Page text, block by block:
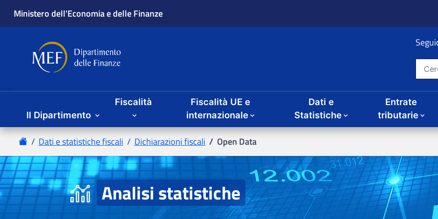
Ministero dell'Economia e delle Finanze
Dipartimento delle Finanze Cerca nel
Menu principale
Il Dipartimento
Fiscalità
Fiscalità UE e
internazionale
Dati e
Statistiche
Entrate
tributarie
HomeDati e statistiche fiscali Dichiarazioni fiscali Open Data
Analisi statistiche